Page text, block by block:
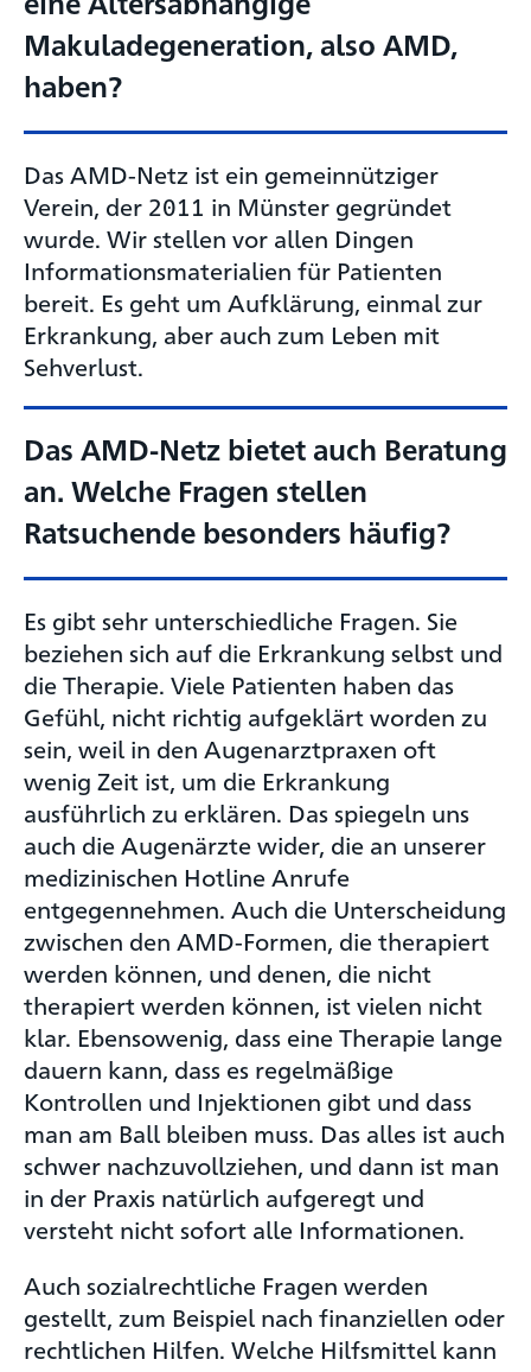
Makuladegeneration, also AMD,
haben?
Das AMD-Netz ist ein gemeinnütziger
Verein, der 2011 in Münster gegründet
wurde. Wir stellen vor allen Dingen
Informationsmaterialien für Patienten
bereit. Es geht um Aufklärung, einmal zur
Erkrankung, aber auch zum Leben mit
Sehverlust.
Das AMD-Netz bietet auch Beratung
an. Welche Fragen stellen
Ratsuchende besonders häufig?
Es gibt sehr unterschiedliche Fragen. Sie
beziehen sich auf die Erkrankung selbst und
die Therapie. Viele Patienten haben das
Gefühl, nicht richtig aufgeklärt worden zu
sein, weil in den Augenarztpraxen oft
wenig Zeit ist, um die Erkrankung
ausführlich zu erklären. Das spiegeln uns
auch die Augenärzte wider, die an unserer
medizinischen Hotline Anrufe
entgegennehmen. Auch die Unterscheidung
zwischen den AMD-Formen, die therapiert
werden können, und denen, die nicht
therapiert werden können, ist vielen nicht
klar. Ebensowenig, dass eine Therapie lange
dauern kann, dass es regelmäßige
Kontrollen und Injektionen gibt und dass
man am Ball bleiben muss. Das alles ist auch
schwer nachzuvollziehen, und dann ist man
in der Praxis natürlich aufgeregt und
versteht nicht sofort alle Informationen.
Auch sozialrechtliche Fragen werden
gestellt, zum Beispiel nach finanziellen oder
rechtlichen Hilfen. Welche Hilfsmittel kann